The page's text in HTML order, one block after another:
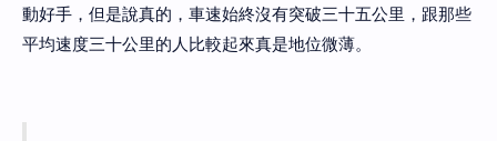
動好手，但是說真的，車速始終沒有突破三十五公里，跟那些
平均速度三十公里的人比較起來真是地位微薄。